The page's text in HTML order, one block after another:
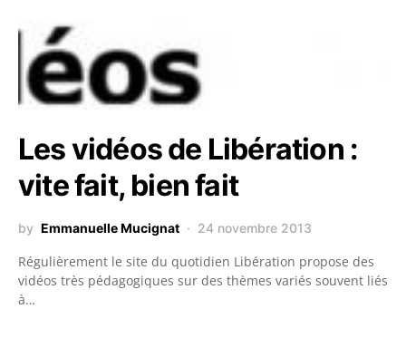
Les vidéos de Libération :
vite fait, bien fait
by Emmanuelle Mucignat 24 novembre 2013
Régulièrement le site du quotidien Libération propose des
vidéos très pédagogiques sur des thèmes variés souvent liés
à…